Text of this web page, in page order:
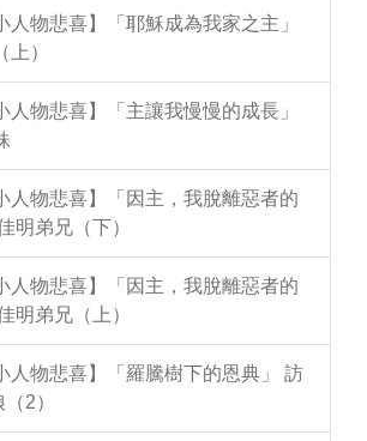
人物悲喜】「耶穌成為我家之主」
）
人物悲喜】「主讓我慢慢的成長」
人物悲喜】「因主，我脫離惡者的
明弟兄（下）
人物悲喜】「因主，我脫離惡者的
明弟兄（上）
人物悲喜】「羅騰樹下的恩典」 訪
2）